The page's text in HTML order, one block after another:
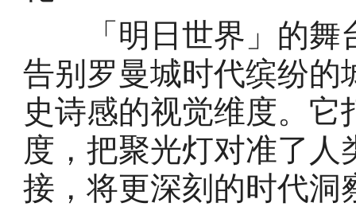
「明日世界」的舞
告别罗曼城时代缤纷的
史诗感的视觉维度。
度，把聚光灯对准了
接，将更深刻的时代洞